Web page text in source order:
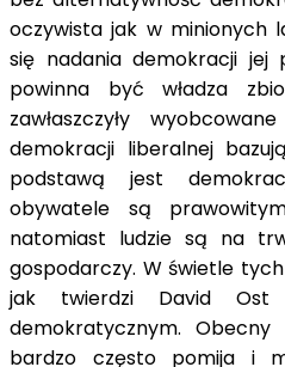
oczywista jak w minionych
się nadania demokracji jej
powinna być władza
zawłaszczyły
demokracji liberalnej
podstawą jest
obywatele są
natomiast ludzie są na
gospodarczy. W świetle
jak twierdzi David Ost
demokratycznym.
bardzo często pomija i